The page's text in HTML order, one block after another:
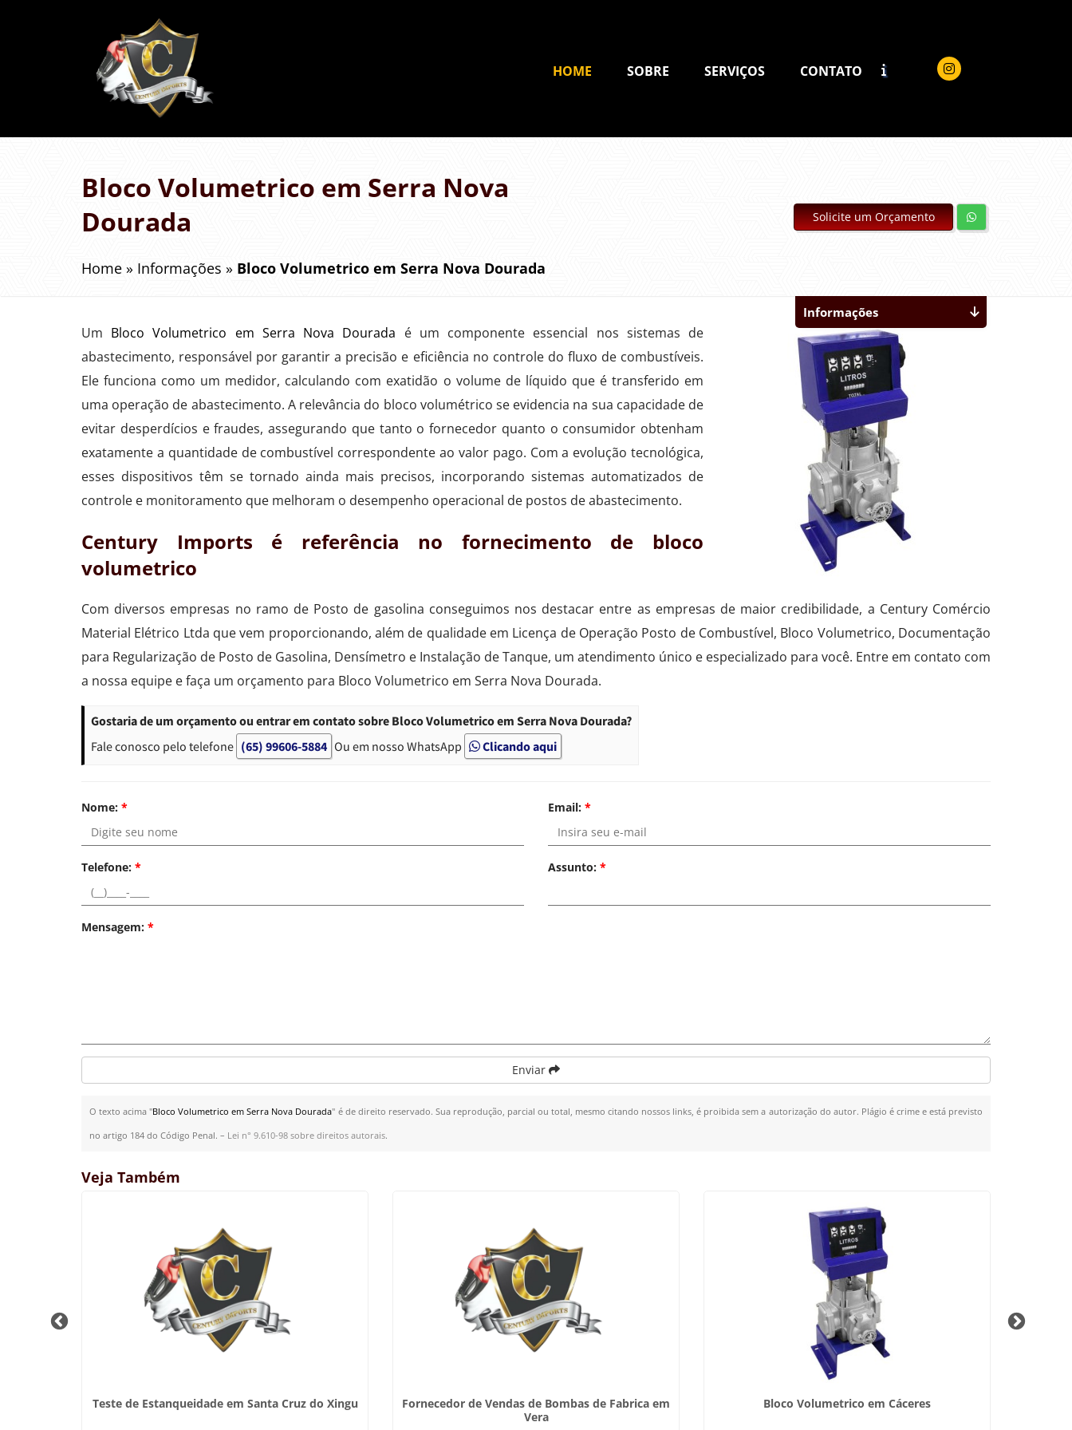
HOME SOBRE SERVIÇOS CONTATO
Bloco Volumetrico em Serra Nova
Dourada
Home » Informações » Bloco Volumetrico em Serra Nova Dourada
Solicite um Orçamento
Um Bloco Volumetrico em Serra Nova Dourada é um componente essencial nos sistemas de
abastecimento, responsável por garantir a precisão e eficiência no controle do fluxo de combustíveis.
Ele funciona como um medidor, calculando com exatidão o volume de líquido que é transferido em
uma operação de abastecimento. A relevância do bloco volumétrico se evidencia na sua capacidade de
evitar desperdícios e fraudes, assegurando que tanto o fornecedor quanto o consumidor obtenham
exatamente a quantidade de combustível correspondente ao valor pago. Com a evolução tecnológica,
esses dispositivos têm se tornado ainda mais precisos, incorporando sistemas automatizados de
controle e monitoramento que melhoram o desempenho operacional de postos de abastecimento.
Century Imports é referência no fornecimento de bloco
volumetrico
Com diversos empresas no ramo de Posto de gasolina conseguimos nos destacar entre as empresas de maior credibilidade, a Century Comércio
Material Elétrico Ltda que vem proporcionando, além de qualidade em Licença de Operação Posto de Combustível, Bloco Volumetrico, Documentação
para Regularização de Posto de Gasolina, Densímetro e Instalação de Tanque, um atendimento único e especializado para você. Entre em contato com
a nossa equipe e faça um orçamento para Bloco Volumetrico em Serra Nova Dourada.
Gostaria de um orçamento ou entrar em contato sobre Bloco Volumetrico em Serra Nova Dourada?
Fale conosco pelo telefone (65) 99606-5884 Ou em nosso WhatsApp Clicando aqui
Nome: * Email: *
Telefone: * Assunto: *
Mensagem: *
Enviar
O texto acima "Bloco Volumetrico em Serra Nova Dourada" é de direito reservado. Sua reprodução, parcial ou total, mesmo citando nossos links, é proibida sem a autorização do autor. Plágio é crime e está previsto
no artigo 184 do Código Penal. – Lei n° 9.610-98 sobre direitos autorais.
Informações
Veja Também
Teste de Estanqueidade em Santa Cruz do Xingu
Fornecedor de Vendas de Bombas de Fabrica em
Vera
Bloco Volumetrico em Cáceres